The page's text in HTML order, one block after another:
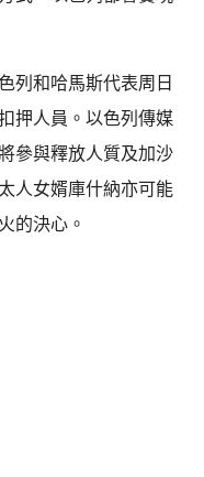
列和哈馬斯代表周日
押人員。以色列傳媒
參與釋放人質及加沙
人女婿庫什納亦可能
的決心。